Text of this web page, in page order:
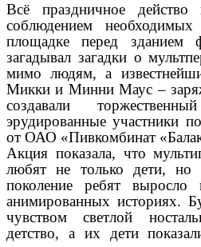
Всё праздничное
соблюдением
площадке перед зданием
загадывал загадки о
мимо людям, а
Микки и Минни Маус –
создавали
эрудированные участники
от ОАО «Пивкомбинат
Акция показала, что
любят не только дети,
поколение ребят
анимированных историях.
чувством светлой
детство, а их дети